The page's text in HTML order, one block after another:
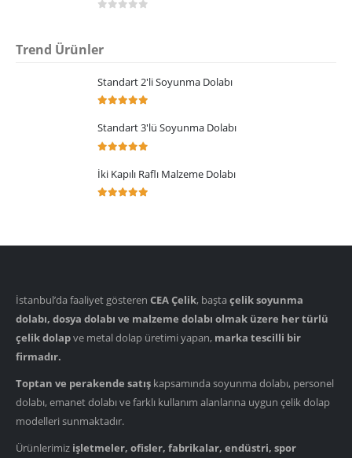
Trend Ürünler
Standart 2'li Soyunma Dolabı
Standart 3'lü Soyunma Dolabı
İki Kapılı Raflı Malzeme Dolabı
İstanbul’da faaliyet gösteren CEA Çelik, başta çelik soyunma
dolabı, dosya dolabı ve malzeme dolabı olmak üzere her türlü
çelik dolapve metal dolap üretimi yapan, marka tescilli bir
firmadır.
Toptan ve perakende satış kapsamında soyunma dolabı, personel
dolabı, emanet dolabı ve farklı kullanım alanlarına uygun çelik dolap
modelleri sunmaktadır.
Ürünlerimiz işletmeler, ofisler, fabrikalar, endüstri, spor